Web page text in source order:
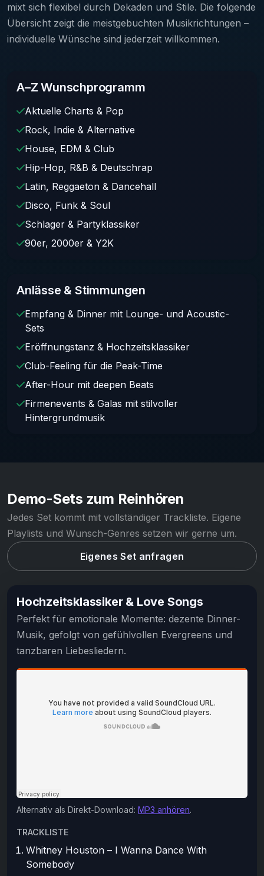
mixt sich flexibel durch Dekaden und Stile. Die folgende
Übersicht zeigt die meistgebuchten Musikrichtungen –
individuelle Wünsche sind jederzeit willkommen.
A–Z Wunschprogramm
Aktuelle Charts & Pop
Rock, Indie & Alternative
House, EDM & Club
Hip-Hop, R&B & Deutschrap
Latin, Reggaeton & Dancehall
Disco, Funk & Soul
Schlager & Partyklassiker
90er, 2000er & Y2K
Anlässe & Stimmungen
Empfang & Dinner mit Lounge- und Acoustic-
Sets
Eröffnungstanz & Hochzeitsklassiker
Club-Feeling für die Peak-Time
After-Hour mit deepen Beats
Firmenevents & Galas mit stilvoller
Hintergrundmusik
Demo-Sets zum Reinhören
Jedes Set kommt mit vollständiger Trackliste. Eigene
Playlists und Wunsch-Genres setzen wir gerne um.
Eigenes Set anfragen
Hochzeitsklassiker & Love Songs
Perfekt für emotionale Momente: dezente Dinner-
Musik, gefolgt von gefühlvollen Evergreens und
tanzbaren Liebesliedern.
Alternativ als Direkt-Download: MP3 anhören.
TRACKLISTE
Whitney Houston – I Wanna Dance With
Somebody